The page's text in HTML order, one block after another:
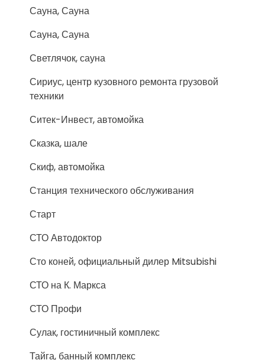
Сауна, Сауна
Сауна, Сауна
Светлячок, сауна
Сириус, центр кузовного ремонта грузовой
техники
Ситек-Инвест, автомойка
Сказка, шале
Скиф, автомойка
Станция технического обслуживания
Старт
СТО Автодоктор
Сто коней, официальный дилер Mitsubishi
СТО на К. Маркса
СТО Профи
Сулак, гостиничный комплекс
Тайга, банный комплекс